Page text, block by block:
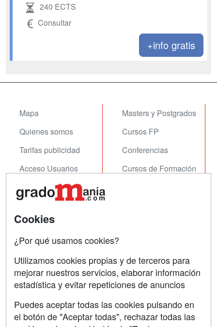
240 ECTS
Consultar
+info gratis
Mapa
Quienes somos
Tarifas publicidad
Acceso Usuarios
Acceso Centros
Masters y Postgrados
Cursos FP
Conferencias
Cursos de Formación
Contactar
Copyleft
Grupo formazion:
Cookies
¿Por qué usamos cookies?
Utilizamos cookies propias y de terceros para
mejorar nuestros servicios, elaborar información
estadística y evitar repeticiones de anuncios
Puedes aceptar todas las cookies pulsando en
el botón de "Aceptar todas", rechazar todas las